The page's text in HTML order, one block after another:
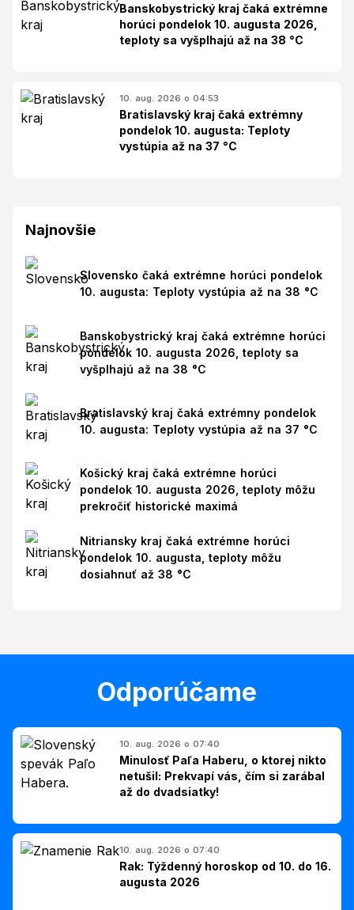
Banskobystrický kraj čaká extrémne
horúci pondelok 10. augusta 2026,
teploty sa vyšplhajú až na 38 °C
10. aug. 2026 o 04:53
Bratislavský kraj čaká extrémny
pondelok 10. augusta: Teploty
vystúpia až na 37 °C
Najnovšie
Slovensko čaká extrémne horúci pondelok
10. augusta: Teploty vystúpia až na 38 °C
Banskobystrický kraj čaká extrémne horúci
pondelok 10. augusta 2026, teploty sa
vyšplhajú až na 38 °C
Bratislavský kraj čaká extrémny pondelok
10. augusta: Teploty vystúpia až na 37 °C
Košický kraj čaká extrémne horúci
pondelok 10. augusta 2026, teploty môžu
prekročiť historické maximá
Nitriansky kraj čaká extrémne horúci
pondelok 10. augusta, teploty môžu
dosiahnuť až 38 °C
Odporúčame
10. aug. 2026 o 07:40
Minulosť Paľa Haberu, o ktorej nikto
netušil: Prekvapí vás, čím si zarábal
až do dvadsiatky!
10. aug. 2026 o 07:40
Rak: Týždenný horoskop od 10. do 16.
augusta 2026